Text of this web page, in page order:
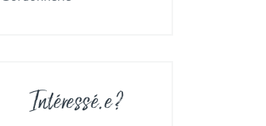
Intéressé.e ?